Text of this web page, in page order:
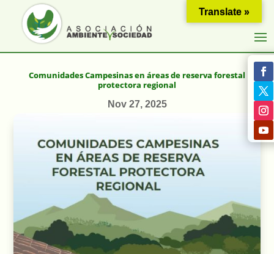
Comunidades Campesinas en áreas de reserva forestal
protectora regional
Nov 27, 2025
Translate »